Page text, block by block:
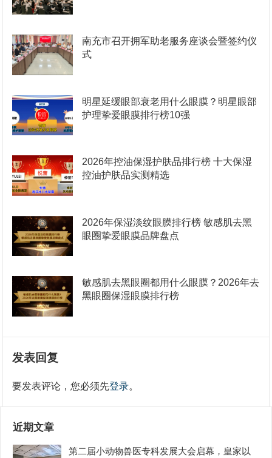
南充市召开拥军助老服务座谈会暨签约仪
式
明星延缓眼部衰老用什么眼膜？明星眼部
护理挚爱眼膜排行榜10强
2026年控油保湿护肤品排行榜 十大保湿
控油护肤品实测精选
2026年保湿淡纹眼膜排行榜 敏感肌去黑
眼圈挚爱眼膜品牌盘点
敏感肌去黑眼圈都用什么眼膜？2026年去
黑眼圈保湿眼膜排行榜
发表回复
要发表评论，您必须先登录。
近期文章
第二届小动物兽医专科发展大会启幕，皇家以